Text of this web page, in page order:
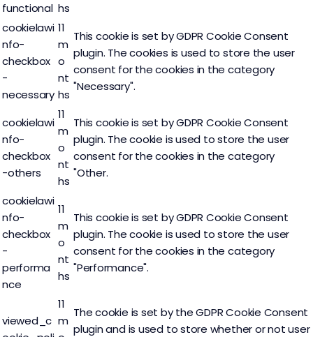
functional hs
cookielawi
nfo-
checkbox
-
necessary
11
m
o
nt
hs
This cookie is set by GDPR Cookie Consent
plugin. The cookies is used to store the user
consent for the cookies in the category
"Necessary".
cookielawi
nfo-
checkbox
-others
11
m
o
nt
hs
This cookie is set by GDPR Cookie Consent
plugin. The cookie is used to store the user
consent for the cookies in the category
"Other.
cookielawi
nfo-
checkbox
-
performa
nce
11
m
o
nt
hs
This cookie is set by GDPR Cookie Consent
plugin. The cookie is used to store the user
consent for the cookies in the category
"Performance".
viewed_c
11
m
The cookie is set by the GDPR Cookie Consent
plugin and is used to store whether or not user